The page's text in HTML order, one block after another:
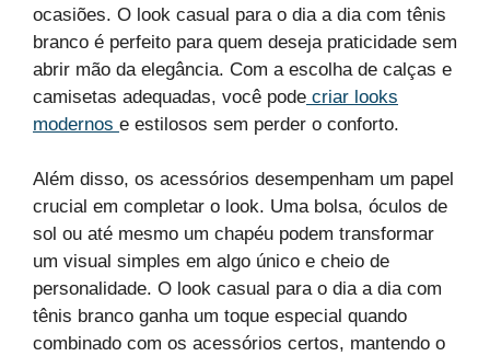
ocasiões. O look casual para o dia a dia com tênis
branco é perfeito para quem deseja praticidade sem
abrir mão da elegância. Com a escolha de calças e
camisetas adequadas, você pode criar looks
modernos e estilosos sem perder o conforto.
Além disso, os acessórios desempenham um papel
crucial em completar o look. Uma bolsa, óculos de
sol ou até mesmo um chapéu podem transformar
um visual simples em algo único e cheio de
personalidade. O look casual para o dia a dia com
tênis branco ganha um toque especial quando
combinado com os acessórios certos, mantendo o